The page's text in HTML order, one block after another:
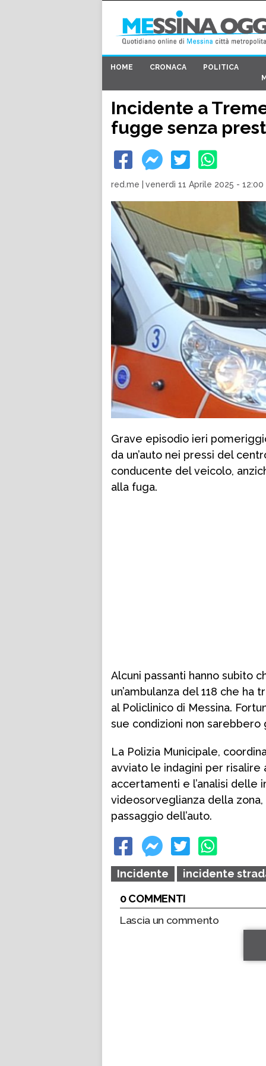
HOME CRONACA
POLITICA
Incidente a
fugge senza
red.me venerdì 11 Aprile 2025 - 12:00
Grave episodio ieri
da un’auto nei pressi del
conducente del veicolo,
alla fuga.
Alcuni passanti hanno subito
un’ambulanza del 118 che
al Policlinico di Messina.
sue condizioni non sarebbero
La Polizia Municipale,
avviato le indagini per risalire
accertamenti e l’analisi
videosorveglianza della
passaggio dell’auto.
Incidente
incidente
0 COMMENTI
Lascia un commento